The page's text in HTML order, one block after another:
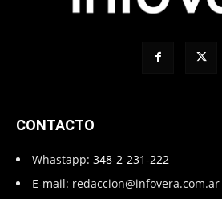
CONTACTO
Whastapp: 348-2-231-222
E-mail: redaccion@infovera.com.ar